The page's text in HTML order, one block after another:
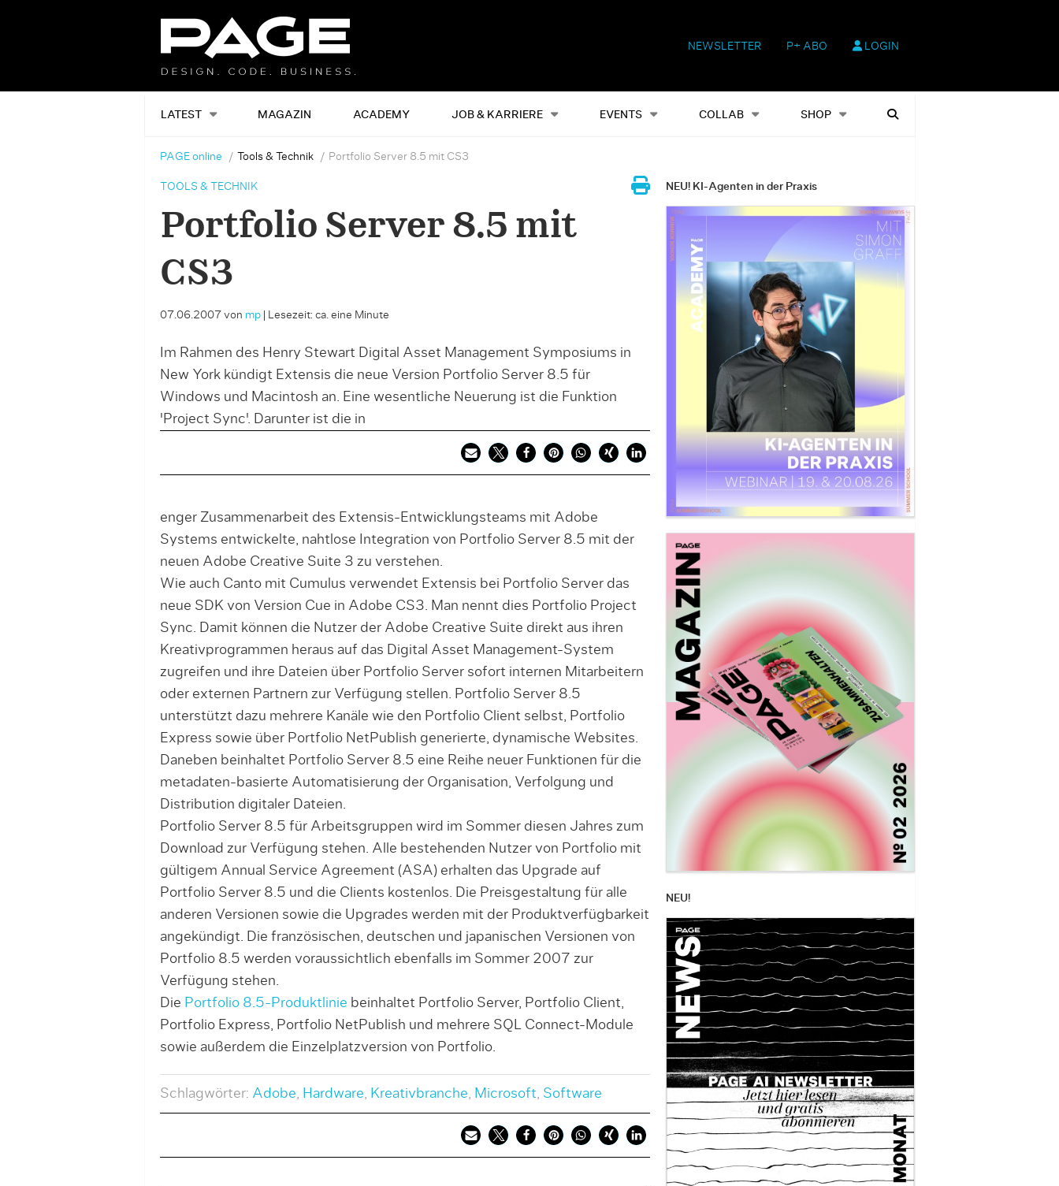
NEWSLETTER P+ ABO LOGIN
LATEST MAGAZIN ACADEMY JOB & KARRIERE EVENTS COLLAB SHOP
Alles Events Shop Heftausgaben Suchen
PAGE online Tools & Technik Portfolio Server 8.5 mit CS3
TOOLS & TECHNIK
Portfolio Server 8.5 mit
CS3
07.06.2007 von mp| Lesezeit: ca. eine Minute
Im Rahmen des Henry Stewart Digital Asset Management Symposiums in
New York kündigt Extensis die neue Version Portfolio Server 8.5 für
Windows und Macintosh an. Eine wesentliche Neuerung ist die Funktion
'Project Sync'. Darunter ist die in
enger Zusammenarbeit des Extensis-Entwicklungsteams mit Adobe
Systems entwickelte, nahtlose Integration von Portfolio Server 8.5 mit der
neuen Adobe Creative Suite 3 zu verstehen.
Wie auch Canto mit Cumulus verwendet Extensis bei Portfolio Server das
neue SDK von Version Cue in Adobe CS3. Man nennt dies Portfolio Project
Sync. Damit können die Nutzer der Adobe Creative Suite direkt aus ihren
Kreativprogrammen heraus auf das Digital Asset Management-System
zugreifen und ihre Dateien über Portfolio Server sofort internen Mitarbeitern
oder externen Partnern zur Verfügung stellen. Portfolio Server 8.5
unterstützt dazu mehrere Kanäle wie den Portfolio Client selbst, Portfolio
Express sowie über Portfolio NetPublish generierte, dynamische Websites.
Daneben beinhaltet Portfolio Server 8.5 eine Reihe neuer Funktionen für die
metadaten-basierte Automatisierung der Organisation, Verfolgung und
Distribution digitaler Dateien.
Portfolio Server 8.5 für Arbeitsgruppen wird im Sommer diesen Jahres zum
Download zur Verfügung stehen. Alle bestehenden Nutzer von Portfolio mit
gültigem Annual Service Agreement (ASA) erhalten das Upgrade auf
Portfolio Server 8.5 und die Clients kostenlos. Die Preisgestaltung für alle
anderen Versionen sowie die Upgrades werden mit der Produktverfügbarkeit
angekündigt. Die französischen, deutschen und japanischen Versionen von
Portfolio 8.5 werden voraussichtlich ebenfalls im Sommer 2007 zur
Verfügung stehen.
Die Portfolio 8.5-Produktlinie beinhaltet Portfolio Server, Portfolio Client,
Portfolio Express, Portfolio NetPublish und mehrere SQL Connect-Module
sowie außerdem die Einzelplatzversion von Portfolio.
Schlagwörter: Adobe, Hardware, Kreativbranche, Microsoft, Software
NEU! KI-Agenten in der Praxis
NEU!